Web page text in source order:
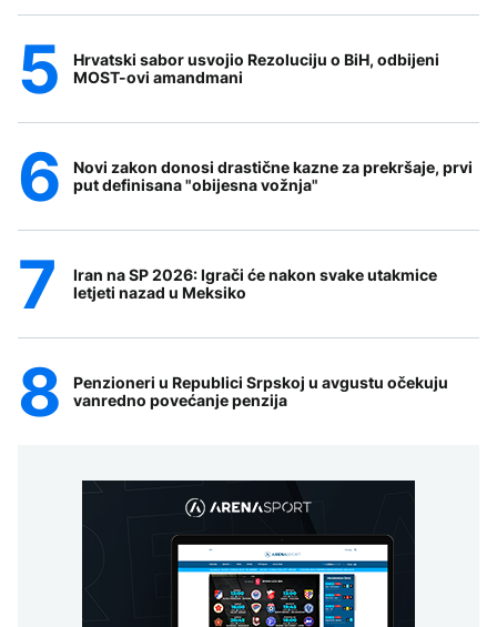
Hrvatski sabor usvojio Rezoluciju o BiH, odbijeni
MOST-ovi amandmani
Novi zakon donosi drastične kazne za prekršaje, prvi
put definisana "obijesna vožnja"
Iran na SP 2026: Igrači će nakon svake utakmice
letjeti nazad u Meksiko
Penzioneri u Republici Srpskoj u avgustu očekuju
vanredno povećanje penzija